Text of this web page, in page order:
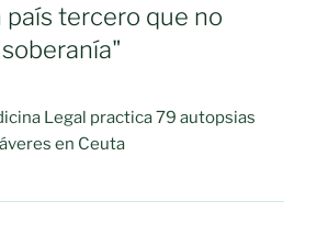
país tercero que no
Legal practica 79 autopsias
en Ceuta